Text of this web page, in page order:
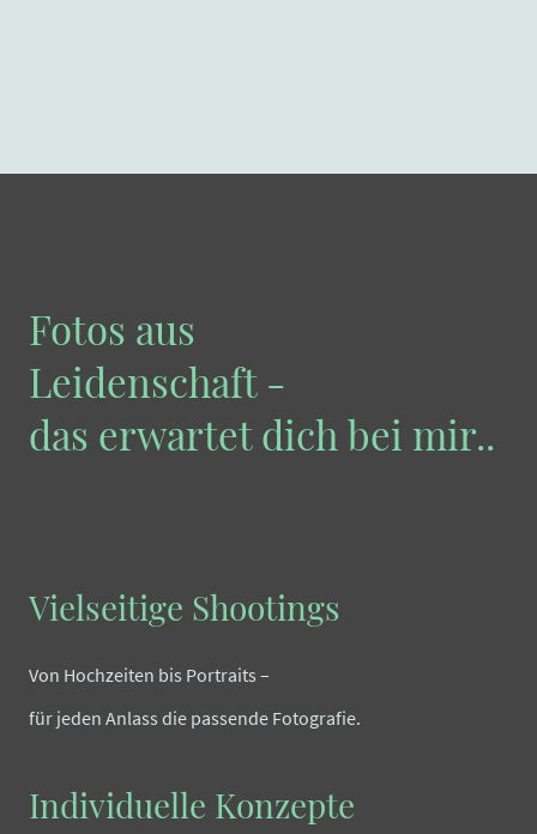
Fotos aus
Leidenschaft -
das erwartet dich bei mir..
Vielseitige Shootings
Von Hochzeiten bis Portraits –
für jeden Anlass die passende Fotografie.
Individuelle Konzepte